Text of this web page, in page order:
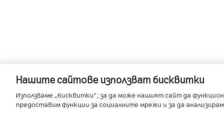
A1 Austria - A1 Croatia - A1 Serbia
Нашите сайтове използват бисквитки
Използваме „бисквитки“, за да може нашият сайт да
предоставим функции за социалните мрежи и за да